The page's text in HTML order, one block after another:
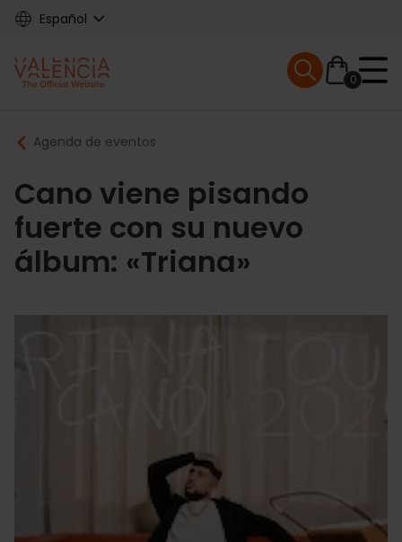
Skip
content
Español
Main
navigation
0
Mobile menu
Breadcrumb
Agenda de eventos
Cano viene pisando
fuerte con su nuevo
álbum: «Triana»